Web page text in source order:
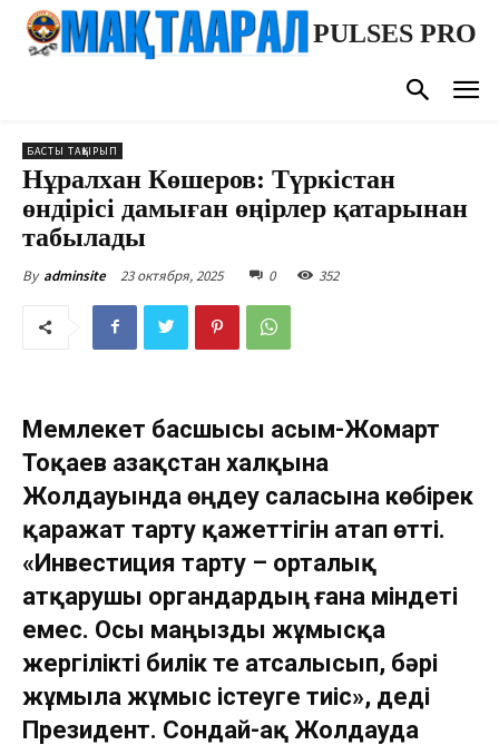
PULSES PRO
БАСТЫ ТАҚЫРЫП
Нұралхан Көшеров: Түркістан
өндірісі дамыған өңірлер қатарынан
табылады
By adminsite 23 октября, 2025 0 352
Мемлекет басшысы Қасым-Жомарт
Тоқаев Қазақстан халқына
Жолдауында өңдеу саласына көбірек
қаражат тарту қажеттігін атап өтті.
«Инвестиция тарту – орталық
атқарушы органдардың ғана міндеті
емес. Осы маңызды жұмысқа
жергілікті билік те атсалысып, бәрі
жұмыла жұмыс істеуге тиіс», деді
Президент. Сондай-ақ Жолдауда